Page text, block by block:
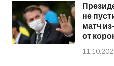
не
матч
от